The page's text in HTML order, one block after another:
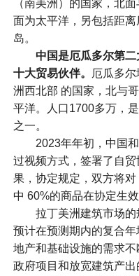
（南美洲）的国家，北
面为太平洋，另包括距
岛。
中国是厄瓜多尔第
十大贸易伙伴。
厄瓜多
洲西北部 的国家，北与
平洋。人口1700多万，
之一。
2023年年初，中国和
过视频方式，签署了自
果，协定规定，双方将
中 60%的商品在协定生
拉丁美洲建筑市场的
预计在预测期内的复合
地产和基础设施的需求不
政府项目和放宽建筑产出